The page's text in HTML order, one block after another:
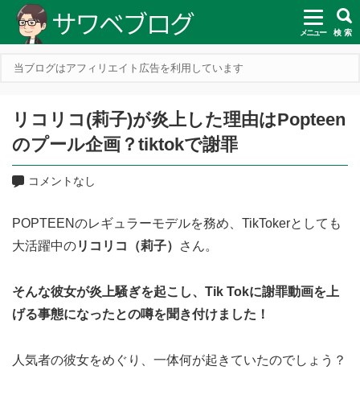
メニュー 検 索
当ブログはアフィリエイト広告を利用しています
リコリコ(莉子)が炎上した理由はPopteen
のプール企画？tiktokで謝罪
コメントなし
POPTEENのレギュラーモデルを務め、TikTokerとしても
大活躍中のリコリコ（莉子） さん。
そんな彼女が炎上騒ぎを起こし、Tik Tokに謝罪動画を上
げる事態になったとの噂を聞き付けました！
人気者の彼女をめぐり、一体何が起きていたのでしょう？